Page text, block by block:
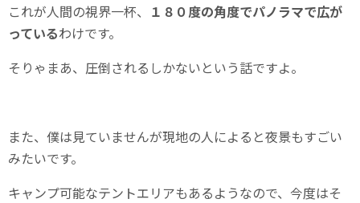
これが人間の視界一杯、 １８０度の角度でパノラマで広が
っているわけです。
そりゃまあ、圧倒されるしかないという話ですよ。
また、僕は見ていませんが現地の人によると夜景もすごい
みたいです。
キャンプ可能なテントエリアもあるようなので、今度はそ